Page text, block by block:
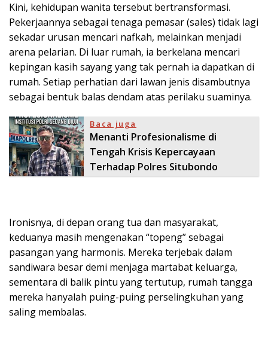
Kini, kehidupan wanita tersebut bertransformasi.
Pekerjaannya sebagai tenaga pemasar (sales) tidak lagi
sekadar urusan mencari nafkah, melainkan menjadi
arena pelarian. Di luar rumah, ia berkelana mencari
kepingan kasih sayang yang tak pernah ia dapatkan di
rumah. Setiap perhatian dari lawan jenis disambutnya
sebagai bentuk balas dendam atas perilaku suaminya.
Baca juga
Menanti Profesionalisme di
Tengah Krisis Kepercayaan
Terhadap Polres Situbondo
Ironisnya, di depan orang tua dan masyarakat,
keduanya masih mengenakan “topeng” sebagai
pasangan yang harmonis. Mereka terjebak dalam
sandiwara besar demi menjaga martabat keluarga,
sementara di balik pintu yang tertutup, rumah tangga
mereka hanyalah puing-puing perselingkuhan yang
saling membalas.